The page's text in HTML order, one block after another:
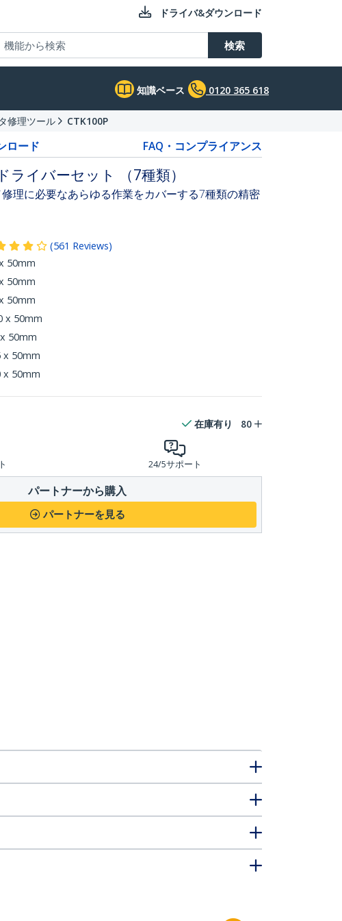
ドライバ&ダウンロード
検索
知識ベース 0120 365 618
修理ツール CTK100P
ロード FAQ・コンプライアンス
ライバーセット （7種類）
理に必要なあらゆる作業をカバーする7種類の精密
(561 Reviews)
50mm
50mm
50mm
x 50mm
50mm
x 50mm
x 50mm
在庫有り 80
24/5サポート
パートナーから購入
パートナーを見る